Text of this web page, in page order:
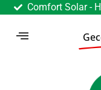
Comfort Solar -